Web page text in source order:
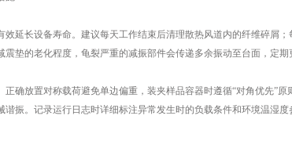
长设备寿命。建议每天工作结束后清理散热风道内的纤维碎屑
垫的老化程度，龟裂严重的减振部件会传递多余振动至台面，定期
放置对称载荷避免单边偏重，装夹样品容器时遵循“对角优先”原
振。记录运行日志时详细标注异常发生时的负载条件和环境温湿度